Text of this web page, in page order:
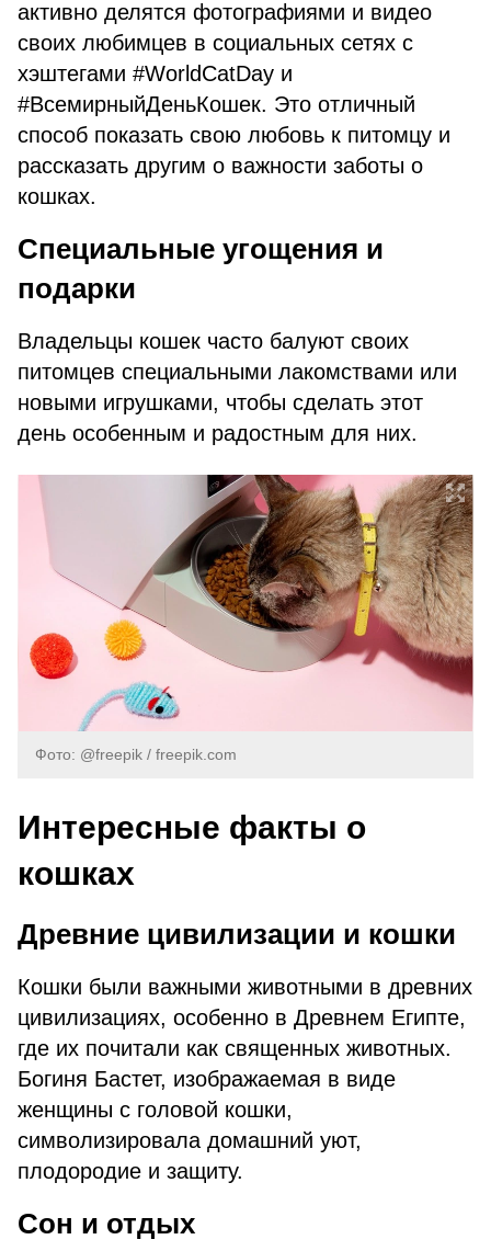
активно делятся фотографиями и видео
своих любимцев в социальных сетях с
хэштегами #WorldCatDay и
#ВсемирныйДеньКошек. Это отличный
способ показать свою любовь к питомцу и
рассказать другим о важности заботы о
кошках.
Специальные угощения и
подарки
Владельцы кошек часто балуют своих
питомцев специальными лакомствами или
новыми игрушками, чтобы сделать этот
день особенным и радостным для них.
Фото: @freepik / freepik.com
Интересные факты о
кошках
Древние цивилизации и кошки
Кошки были важными животными в древних
цивилизациях, особенно в Древнем Египте,
где их почитали как священных животных.
Богиня Бастет, изображаемая в виде
женщины с головой кошки,
символизировала домашний уют,
плодородие и защиту.
Сон и отдых